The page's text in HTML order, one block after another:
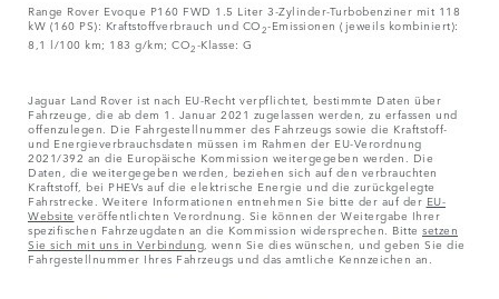
Range Rover Evoque P160 FWD 1.5 Liter 3-Zylinder-Turbobenziner mit 118
kW (160 PS): Kraftstoffverbrauch und CO2-Emissionen (jeweils kombiniert):
8,1 l/100 km; 183 g/km; CO2-Klasse: G
Jaguar Land Rover ist nach EU-Recht verpflichtet, bestimmte Daten über
Fahrzeuge, die ab dem 1. Januar 2021 zugelassen werden, zu erfassen und
offenzulegen. Die Fahrgestellnummer des Fahrzeugs sowie die Kraftstoff-
und Energieverbrauchsdaten müssen im Rahmen der EU-Verordnung
2021/392 an die Europäische Kommission weitergegeben werden. Die
Daten, die weitergegeben werden, beziehen sich auf den verbrauchten
Kraftstoff, bei PHEVs auf die elektrische Energie und die zurückgelegte
Fahrstrecke. Weitere Informationen entnehmen Sie bitte der auf der EU-
Website veröffentlichten Verordnung. Sie können der Weitergabe Ihrer
spezifischen Fahrzeugdaten an die Kommission widersprechen. Bitte setzen
Sie sich mit uns in Verbindung, wenn Sie dies wünschen, und geben Sie die
Fahrgestellnummer Ihres Fahrzeugs und das amtliche Kennzeichen an.